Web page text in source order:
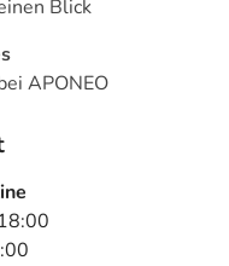
Blick
APONEO